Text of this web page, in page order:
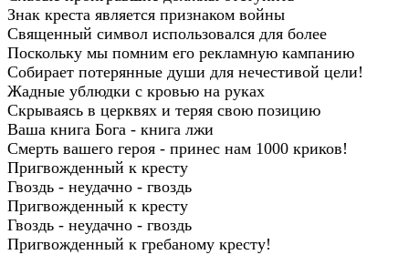
Знак креста является признаком войны
Священный символ использовался для более
Поскольку мы помним его рекламную кампанию
Собирает потерянные души для нечестивой цели!
Жадные ублюдки с кровью на руках
Скрываясь в церквях и теряя свою позицию
Ваша книга Бога - книга лжи
Смерть вашего героя - принес нам 1000 криков!
Пригвожденный к кресту
Гвоздь - неудачно - гвоздь
Пригвожденный к кресту
Гвоздь - неудачно - гвоздь
Пригвожденный к гребаному кресту!